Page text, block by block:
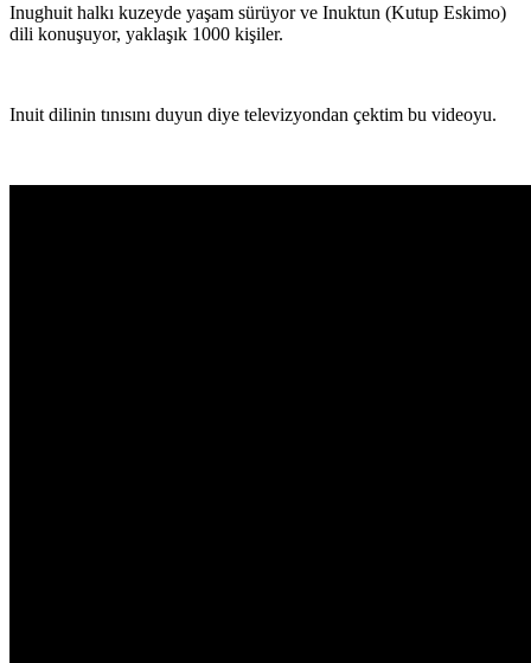
Inughuit halkı kuzeyde yaşam sürüyor ve Inuktun (Kutup Eskimo)
dili konuşuyor, yaklaşık 1000 kişiler.
Inuit dilinin tınısını duyun diye televizyondan çektim bu videoyu.